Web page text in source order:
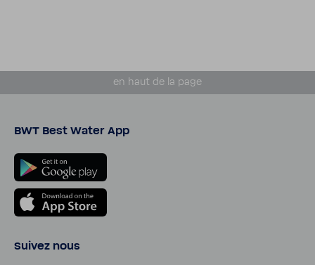
en haut de la page
BWT Best Water App
Suivez nous